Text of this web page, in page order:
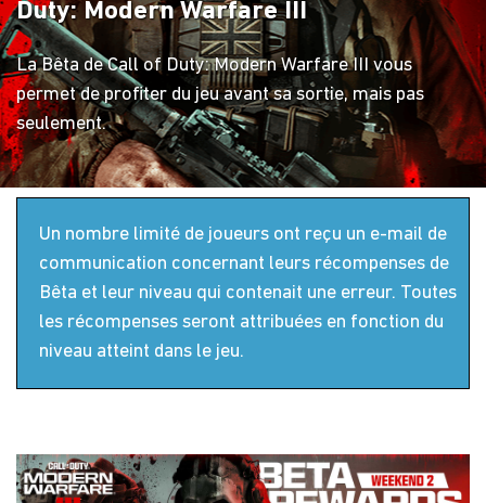
Duty: Modern Warfare III
La Bêta de Call of Duty: Modern Warfare III vous
permet de profiter du jeu avant sa sortie, mais pas
seulement.
Un nombre limité de joueurs ont reçu un e-mail de
communication concernant leurs récompenses de
Bêta et leur niveau qui contenait une erreur. Toutes
les récompenses seront attribuées en fonction du
niveau atteint dans le jeu.